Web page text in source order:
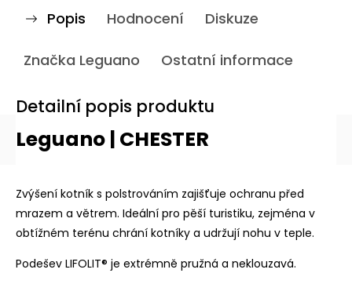
Popis Hodnocení Diskuze
Značka Leguano Ostatní informace
Detailní popis produktu
Leguano | CHESTER
Zvýšení kotník s polstrováním zajišťuje ochranu před
mrazem a větrem. Ideální pro pěší turistiku, zejména v
obtížném terénu chrání kotníky a udržují nohu v teple.
Podešev LIFOLIT® je extrémně pružná a neklouzavá.